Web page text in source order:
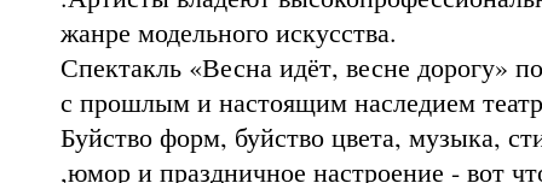
жанре модельного искусства.
Спектакль «Весна идёт, весне дорогу»
с прошлым и настоящим наследием
Буйство форм, буйство цвета, музыка,
,юмор и праздничное настроение - вот